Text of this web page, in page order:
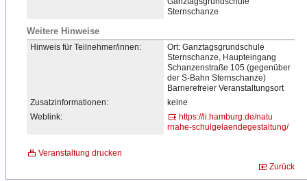
Sternschanze
Weitere Hinweise
Hinweis für Teilnehmer/innen:
Ort: Ganztagsgrundschule
Sternschanze, Haupteingang
Schanzenstraße 105 (gegenüber
der S-Bahn Sternschanze)
Barrierefrei​er Veranstaltungsort
Zusatzinformationen:
keine
Weblink:
https://li.hamburg.de/natu
rnahe-schulgelaendegestalt​ung/
Veranstaltung drucken
Zurück